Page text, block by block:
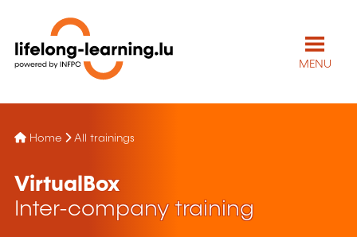
MENU
Home All trainings
VirtualBox
Inter-company training